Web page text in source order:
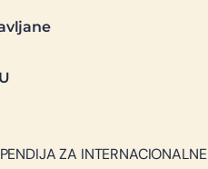
ZA INTERNACIONALNE